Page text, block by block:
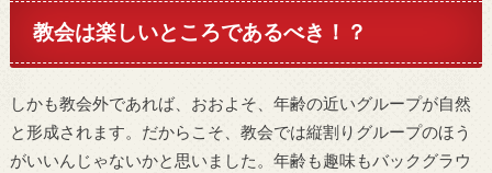
教会は楽しいところであるべき！？
しかも教会外であれば、おおよそ、年齢の近いグループが自然
と形成されます。だからこそ、教会では縦割りグループのほう
がいいんじゃないかと思いました。年齢も趣味もバックグラウ